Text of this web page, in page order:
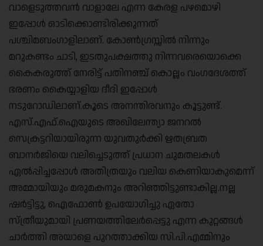
വാളെടുത്തവൻ വാളാലേ എന്ന കേരള പഴമൊഴി
ഇപ്പോൾ ഓടിക്കൊണ്ടിരിക്കുന്നത്
പശ്ചിമബംഗാളിലാണ്. കോൺഗ്രസ്സിൽ നിന്നും
മറുകണ്ടം ചാടി, ഇടതുപക്ഷത്തു നിന്നവരെയൊക്കെ
കൈകരുത്ത് നേരിട്ട് പതിനഞ്ച് കൊല്ലം വംഗദേശത്ത്
ഭരണം കൈയ്യാളിയ ദീദി ഇപ്പോൾ
നടുറോഡിലാണ്.കൂടെ അനന്തിരവനും കൂട്ടുണ്ട്.
എസ്.എഫ്.ഐയുടെ അഖിലേന്ത്യാ ജനറൽ
സെക്രട്ടറിയായിരുന്ന യുവതുർക്കി ഋതബ്രത
ബാനർജിയെ വലിച്ചെടുത്ത് പ്രധാന ചുമതലകൾ
ഏൽപ്പിച്ചപ്പോൾ അതിത്രയും വലിയ കെണിയാകുമെന്ന്
അമ്മായിയും മരുമകനും അറിഞ്ഞിട്ടുണ്ടാകില്ല.നല്ല
ഷർട്ടിട്ടു, ഐഫോൺ ഉപയോഗിച്ചു ഏതോ
സ്ത്രീയുമായി പ്രണയത്തിലേർപ്പെട്ടു എന്ന കുറ്റങ്ങൾ
ചാർത്തി അയാളെ പുറത്താക്കിയ സി.പി.എമ്മിനും